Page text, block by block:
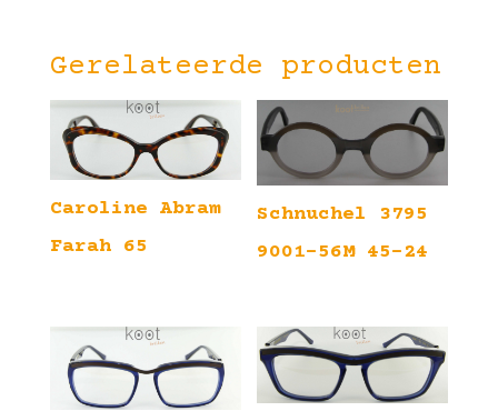
Gerelateerde producten
Caroline Abram
Farah 65
Schnuchel 3795
9001-56M 45-24